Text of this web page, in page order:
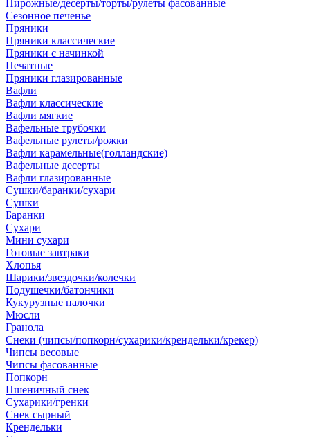
Пирожные/десерты/торты/рулеты фасованные
Сезонное печенье
Пряники
Пряники классические
Пряники с начинкой
Печатные
Пряники глазированные
Вафли
Вафли классические
Вафли мягкие
Вафельные трубочки
Вафельные рулеты/рожки
Вафли карамельные(голландские)
Вафельные десерты
Вафли глазированные
Сушки/баранки/сухари
Сушки
Баранки
Сухари
Мини сухари
Готовые завтраки
Хлопья
Шарики/звездочки/колечки
Подушечки/батончики
Кукурузные палочки
Мюсли
Гранола
Снеки (чипсы/попкорн/сухарики/крендельки/крекер)
Чипсы весовые
Чипсы фасованные
Попкорн
Пшеничный снек
Сухарики/гренки
Снек сырный
Крендельки